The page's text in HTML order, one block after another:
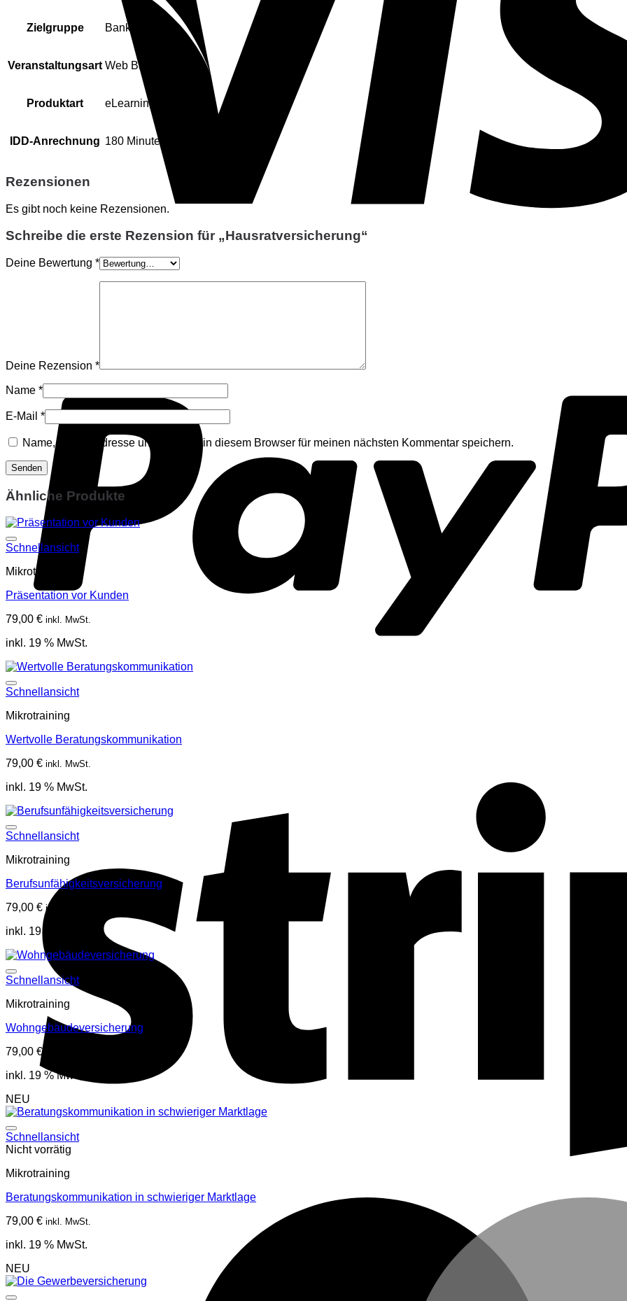
Zielgruppe Banker
Veranstaltungsart Web Based Training
Produktart eLearning
IDD-Anrechnung 180 Minuten
Rezensionen
Es gibt noch keine Rezensionen.
Schreibe die erste Rezension für „Hausratversicherung“
Deine Bewertung *
Deine Rezension *
Name *
E-Mail *
Name, E-Mail-Adresse und Website in diesem Browser für meinen nächsten Kommentar speichern.
Ähnliche Produkte
Schnellansicht
Mikrotraining
Präsentation vor Kunden
79,00 € inkl. MwSt.
inkl. 19 % MwSt.
Schnellansicht
Mikrotraining
Wertvolle Beratungskommunikation
79,00 € inkl. MwSt.
inkl. 19 % MwSt.
Schnellansicht
Mikrotraining
Berufsunfähigkeitsversicherung
79,00 € inkl. MwSt.
inkl. 19 % MwSt.
Schnellansicht
Mikrotraining
Wohngebäudeversicherung
79,00 €
inkl. 19 % MwSt.
NEU
Schnellansicht
Nicht vorrätig
Mikrotraining
Beratungskommunikation in schwieriger Marktlage
79,00 € inkl. MwSt.
inkl. 19 % MwSt.
NEU